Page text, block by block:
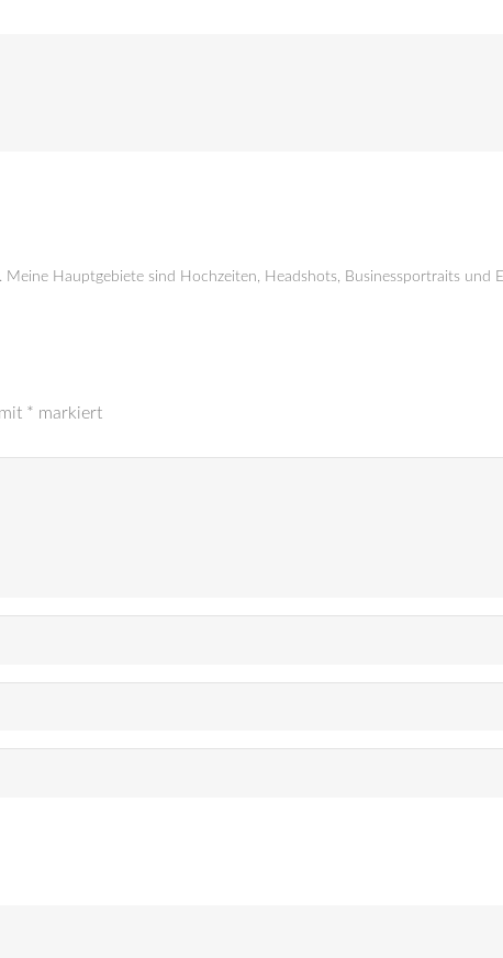
Hauptgebiete sind Hochzeiten, Headshots, Businessportraits und
* markiert